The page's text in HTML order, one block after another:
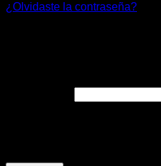
¿Olvidaste la contraseña?